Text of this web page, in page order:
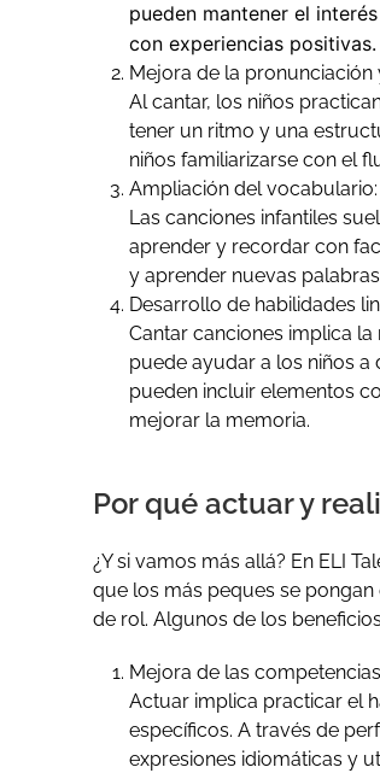
pueden mantener el
con experiencias positivas.
Mejora de la pronunciación
Al cantar, los niños
tener un ritmo y una
niños familiarizarse con el
Ampliación del vocabulario:
Las canciones infantiles
aprender y recordar con
y aprender nuevas
Desarrollo de habilidades
Cantar canciones implica
puede ayudar a los niños a
pueden incluir elementos
mejorar la memoria.
Por qué actuar y
¿Y si vamos más allá? En ELI
que los más peques se
de rol. Algunos de los
Mejora de las
Actuar implica practicar el
específicos. A través de
expresiones idiomáticas y